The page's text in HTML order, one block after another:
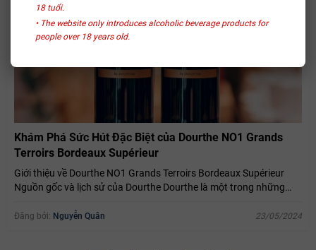
18 tuổi.
• The website only introduces alcoholic beverage products for
people over 18 years old.
Khám Phá Sức Hút Đặc Biệt của Dourthe NO1 Grands
Terroirs Bordeaux Supérieur
Giới thiệu về Dourthe NO1 Grands Terroirs Bordeaux Supérieur
Nguồn gốc và lịch sử của Dourthe Dourthe là một trong những
Đăng bởi: Nguyễn Quân 23/05/2024